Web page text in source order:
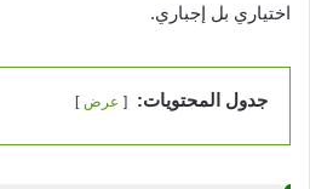
اختياري بل إجباري.
جدول المحتويات: عرض